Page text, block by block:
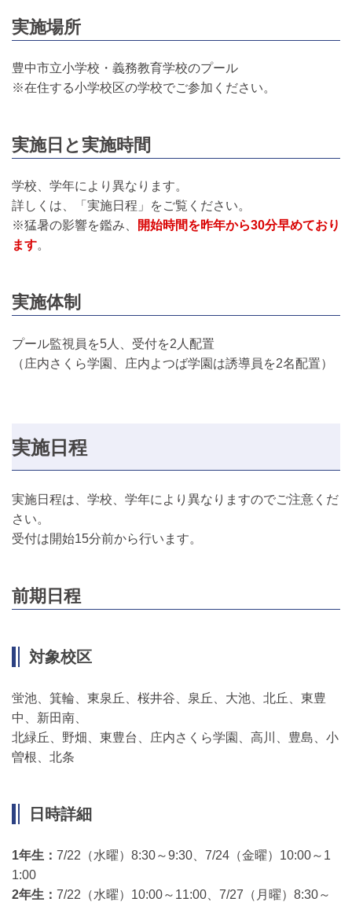
実施場所
豊中市立小学校・義務教育学校のプール
※在住する小学校区の学校でご参加ください。
実施日と実施時間
学校、学年により異なります。
詳しくは、「実施日程」をご覧ください。
※猛暑の影響を鑑み、
開始時間を昨年から30分早めており
ます。
実施体制
プール監視員を5人、受付を2人配置
（庄内さくら学園、庄内よつば学園は誘導員を2名配置）
実施日程
実施日程は、学校、学年により異なりますのでご注意くだ
さい。
受付は開始15分前から行います。
前期日程
対象校区
蛍池、箕輪、東泉丘、桜井谷、泉丘、大池、北丘、東豊
中、新田南、
北緑丘、野畑、東豊台、庄内さくら学園、高川、豊島、小
曽根、北条
日時詳細
1年生： 7/22（水曜）8:30～9:30、7/24（金曜）10:00～1
1:00
2年生： 7/22（水曜）10:00～11:00、7/27（月曜）8:30～